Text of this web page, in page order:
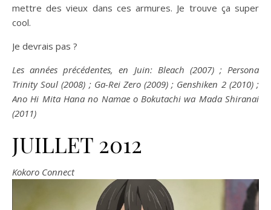
mettre des vieux dans ces armures. Je trouve ça super
cool.
Je devrais pas ?
Les années précédentes, en Juin: Bleach (2007) ; Persona
Trinity Soul (2008) ; Ga-Rei Zero (2009) ; Genshiken 2 (2010) ;
Ano Hi Mita Hana no Namae o Bokutachi wa Mada Shiranai
(2011)
JUILLET 2012
Kokoro Connect